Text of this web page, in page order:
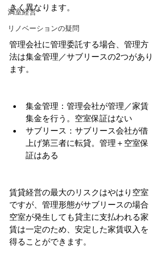
満室経営
リノベーションの疑問
きく異なります。
管理会社に管理委託する場合、管理方
法は集金管理／サブリースの2つがあり
ます。
集金管理：管理会社が管理／家賃
集金を行う。空室保証はない
サブリース：サブリース会社が借
上げ第三者に転貸。管理＋空室保
証はある
賃貸経営の最大のリスクはやはり空室
ですが、管理形態がサブリースの場合
空室が発生しても貸主に支払われる家
賃は一定のため、安定した家賃収入を
得ることができます。